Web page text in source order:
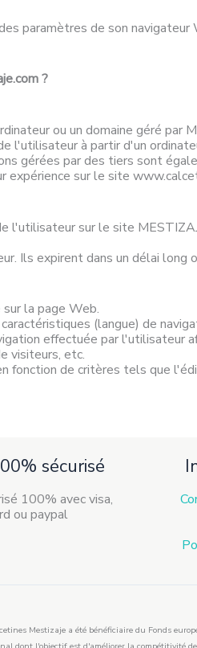
paramètres de son
?
ou un domaine géré par
l'utilisateur à partir d'un
gérées par des tiers sont
sur le site
sur le site
Ils expirent dans un délai long
la page Web.
(langue) de
effectuée par l'utilisateur
visiteurs, etc.
fonction de critères tels que
sécurisé
Mestizaje a été bénéficiaire du Fonds